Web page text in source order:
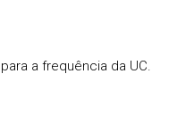
a frequência da UC.